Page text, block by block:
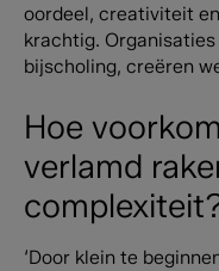
oordeel, creativiteit
krachtig.
bijscholing, creëren
Hoe
verlamd
‘Door klein te